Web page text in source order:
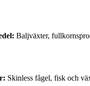
Baljväxter,
Skinless fågel, fisk och